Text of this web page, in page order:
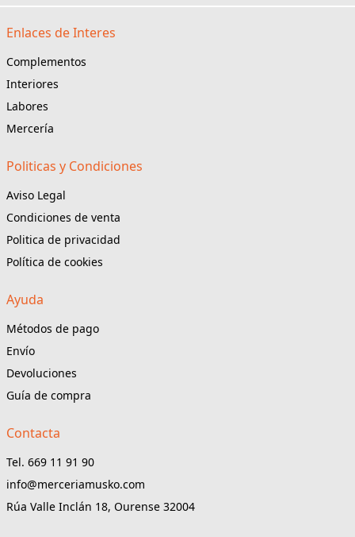
Enlaces de Interes
Complementos
Interiores
Labores
Mercería
Politicas y Condiciones
Aviso Legal
Condiciones de venta
Politica de privacidad
Política de cookies
Ayuda
Métodos de pago
Envío
Devoluciones
Guía de compra
Contacta
Tel. 669 11 91 90
info@merceriamusko.com
Rúa Valle Inclán 18, Ourense 32004